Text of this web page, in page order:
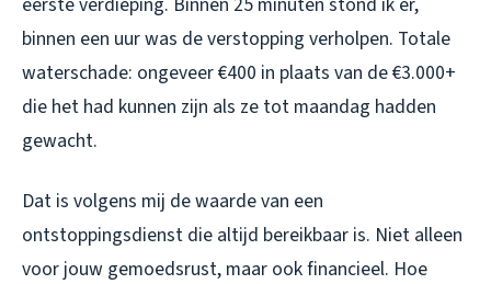
binnen een uur was de verstopping verholpen. Totale
waterschade: ongeveer €400 in plaats van de €3.000+
die het had kunnen zijn als ze tot maandag hadden
gewacht.
Dat is volgens mij de waarde van een
ontstoppingsdienst die altijd bereikbaar is. Niet alleen
voor jouw gemoedsrust, maar ook financieel. Hoe